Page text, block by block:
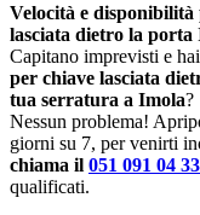
Velocità e
lasciata dietro la porta
Capitano imprevisti e
per chiave lasciata
tua serratura a Imola?
Nessun problema!
giorni su 7, per venirti
chiama il 051 091 04 33
qualificati.